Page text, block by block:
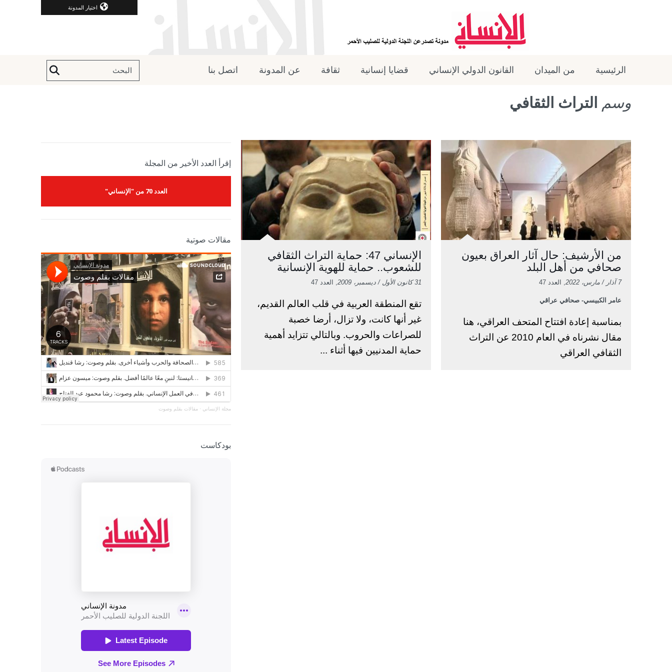
اختيار المدونة
الرئيسية من الميدان القانون الدولي الإنساني قضايا إنسانية ثقافة عن المدونة اتصل بنا
وسم التراث الثقافي
من الأرشيف: حال آثار العراق بعيون
صحافي من أهل البلد
7 آذار / مارس، 2022 , العدد 47
عامر الكبيسي- صحافي عراقي
بمناسبة إعادة افتتاح المتحف العراقي، هنا
مقال نشرناه في العام 2010 عن التراث
الثقافي العراقي
الإنساني 47: حماية التراث الثقافي
للشعوب.. حماية للهوية الإنسانية
31 كانون الأول / ديسمبر، 2009 , العدد 47
تقع المنطقة العربية في قلب العالم القديم،
غير أنها كانت، ولا تزال، أرضا خصبة
للصراعات والحروب. وبالتالي تتزايد أهمية
حماية المدنيين فيها أثناء ...
إقرأ العدد الأخير من المجلة
العدد 70 من "الإنساني"
مقالات صوتية
مجلة الإنساني · مقالات بقلم وصوت
بودكاست